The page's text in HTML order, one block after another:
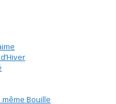
même Bouille